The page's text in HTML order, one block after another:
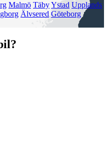
Malmö TäbyYstad Upplands
Älvsered Göteborg